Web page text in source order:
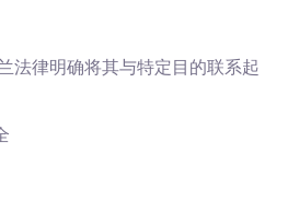
法律明确将其与特定目的联系起